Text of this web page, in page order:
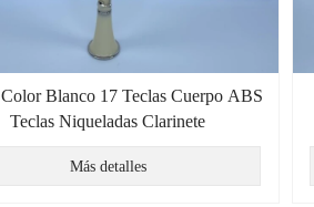
Blanco 17 Teclas Cuerpo ABS
Teclas Niqueladas Clarinete
Más detalles